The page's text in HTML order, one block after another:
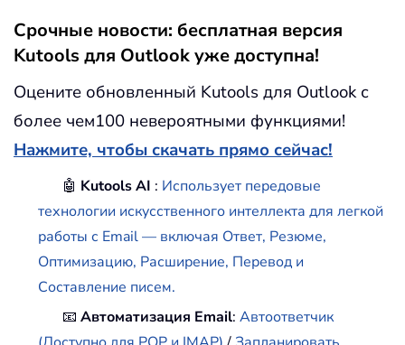
Срочные новости: бесплатная версия
Kutools для Outlook уже доступна!
Оцените обновленный Kutools для Outlook с
более чем100 невероятными функциями!
Нажмите, чтобы скачать прямо сейчас!
🤖 Kutools AI : Использует передовые
технологии искусственного интеллекта для легкой
работы с Email — включая Ответ, Резюме,
Оптимизацию, Расширение, Перевод и
Составление писем.
📧Автоматизация Email:Автоответчик